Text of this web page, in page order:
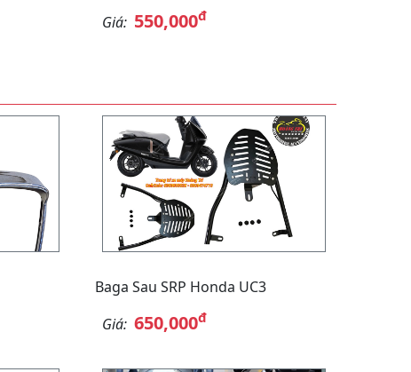
Giá: 550,000đ
Baga Sau SRP Honda UC3
Giá: 650,000đ